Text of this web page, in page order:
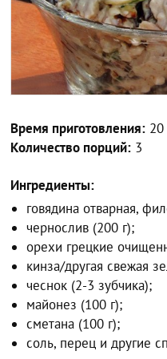
Время приготовления:
Количество порций: 3
Ингредиенты:
говядина отварная,
чернослив (200 г);
орехи грецкие
кинза/другая свежая
чеснок (2-3 зубчика);
майонез (100 г);
сметана (100 г);
соль, перец и другие